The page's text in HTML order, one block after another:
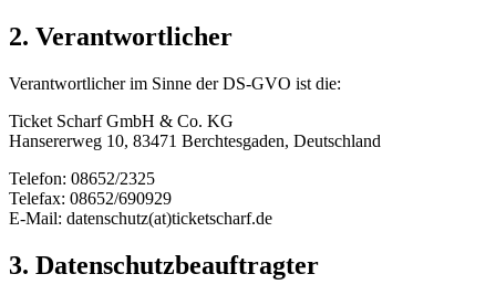
2. Verantwortlicher
Verantwortlicher im Sinne der DS-GVO ist die:
Ticket Scharf GmbH & Co. KG
Hansererweg 10, 83471 Berchtesgaden, Deutschland
Telefon: 08652/2325
Telefax: 08652/690929
E-Mail: datenschutz(at)ticketscharf.de
3. Datenschutzbeauftragter